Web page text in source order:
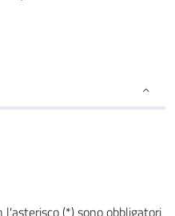
(*) sono obbligatori